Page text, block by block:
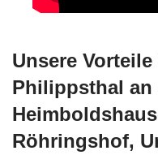
Unsere
Philippsthal an
Röhringshof,